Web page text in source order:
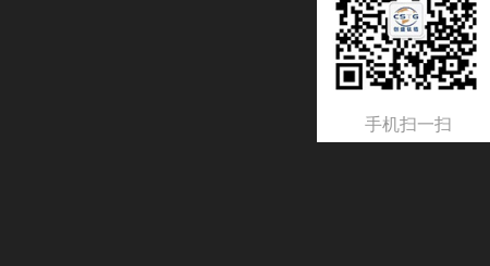
手机扫一扫